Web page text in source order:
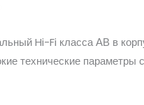
Hi-Fi класса АВ в
технические